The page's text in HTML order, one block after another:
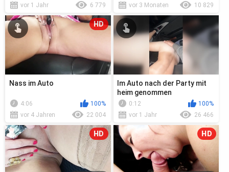
vor 1 Jahr
6 779
vor 3 Monaten
10 829
HD
Nass im Auto
4:06
100%
vor 4 Jahren
22 004
Im Auto nach der Party mit
heim genommen
0:12
100%
vor 1 Jahr
26 466
HD HD